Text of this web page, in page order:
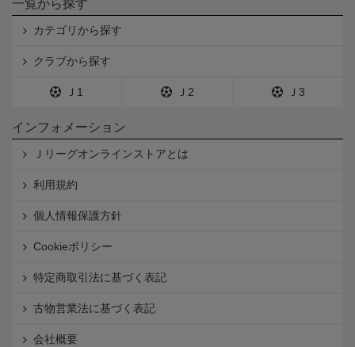
一覧から探す
カテゴリから探す
クラブから探す
Ｊ1 Ｊ2 Ｊ3
インフォメーション
Ｊリーグオンラインストアとは
利用規約
個人情報保護方針
Cookieポリシー
特定商取引法に基づく表記
古物営業法に基づく表記
会社概要